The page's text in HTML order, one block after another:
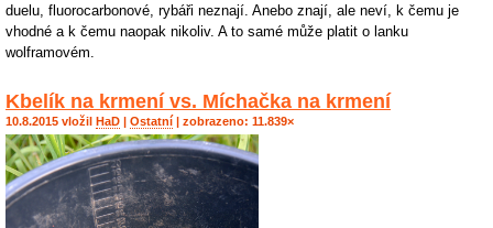
duelu, fluorocarbonové, rybáři neznají. Anebo znají, ale neví, k čemu je
vhodné a k čemu naopak nikoliv. A to samé může platit o lanku
wolframovém.
Kbelík na krmení vs. Míchačka na krmení
10.8.2015 vložil HaD | Ostatní | zobrazeno: 11.839×